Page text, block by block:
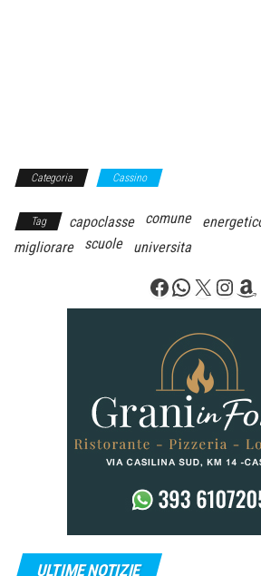
Categoria Cassino
Tag capoclasse comune
migliorare
scuole universita
Facebook
WhatsApp
X
ULTIME NOTIZIE